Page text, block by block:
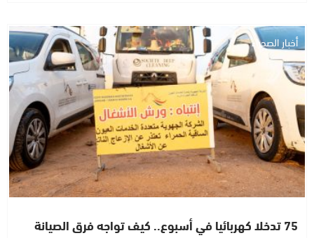
أخبار الصحراء
75 تدخلا كهربائيا في أسبوع.. كيف تواجه فرق الصيانة